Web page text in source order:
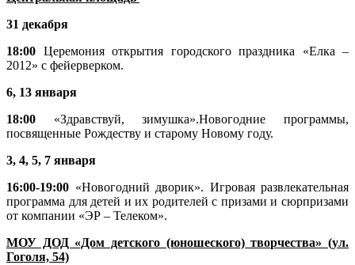
31 декабря
18:00 Церемония открытия городского праздника «Елка –
2012» с фейерверком.
6, 13 января
18:00 «Здравствуй, зимушка».Новогодние программы,
посвященные Рождеству и старому Новому году.
3, 4, 5, 7 января
16:00-19:00 «Новогодний дворик». Игровая развлекательная
программа для детей и их родителей с призами и сюрпризами
от компании «ЭР – Телеком».
МОУ ДОД «Дом детского (юношеского) творчества» (ул.
Гоголя, 54)